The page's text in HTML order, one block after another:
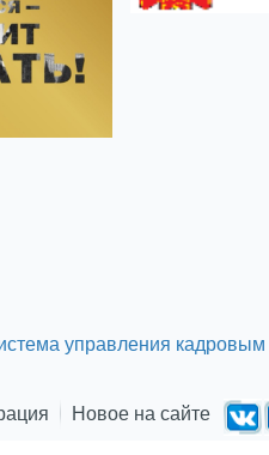
управления кадровым
Новое на сайте